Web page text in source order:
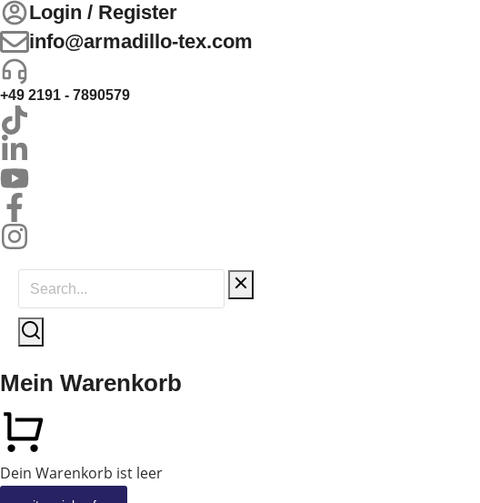
Login / Register
info@armadillo-tex.com
+49 2191 - 7890579
Mein Warenkorb
Dein Warenkorb ist leer